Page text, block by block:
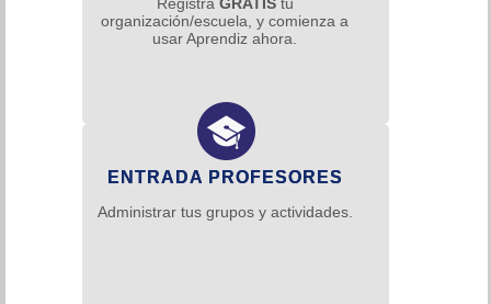
organización/escuela, y comienza a
usar Aprendiz ahora.
ENTRADA PROFESORES
Administrar tus grupos y actividades.